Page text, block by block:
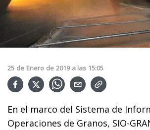
25 de Enero de 2019 a las 15:05
En el marco del Sistema de
Operaciones de Granos, SIO-